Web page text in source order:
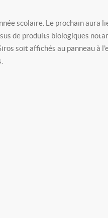
scolaire. Le prochain aura
de produits biologiques
soit affichés au panneau à